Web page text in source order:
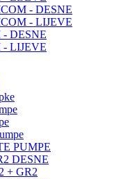
- DESNE
- LIJEVE
- DESNE
- LIJEVE
PUMPE
DESNE
+ GR2